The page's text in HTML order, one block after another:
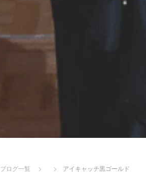
ブログ一覧
アイキャッチ黒ゴールド